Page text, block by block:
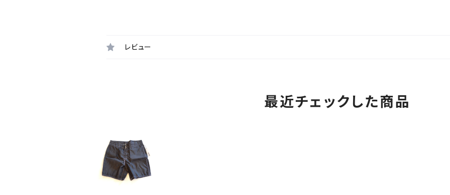
レビュー
最近チェックした商品